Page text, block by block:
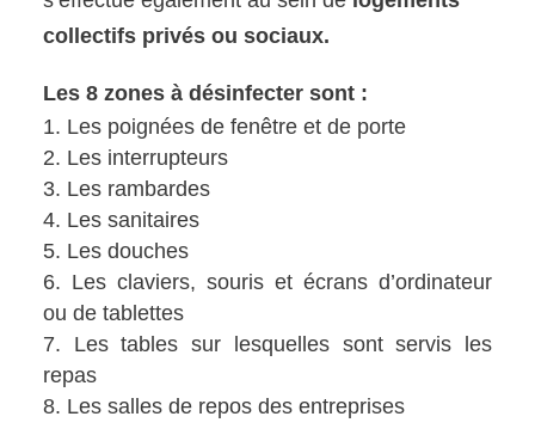
collectifs privés ou sociaux.
Les 8 zones à désinfecter sont :
Les poignées de fenêtre et de porte
Les interrupteurs
Les rambardes
Les sanitaires
Les douches
Les claviers, souris et écrans d’ordinateur
ou de tablettes
Les tables sur lesquelles sont servis les
repas
Les salles de repos des entreprises